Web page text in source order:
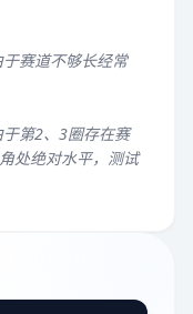
赛道不够长经常
第2、3圈存在赛
处绝对水平，测试